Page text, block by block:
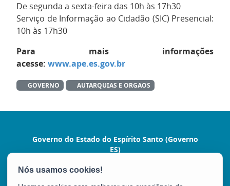
De segunda a sexta-feira das 10h às 17h30
Serviço de Informação ao Cidadão (SIC) Presencial:
10h às 17h30
Para mais informações
acesse: www.ape.es.gov.br
GOVERNO AUTARQUIAS E ORGAOS
Governo do Estado do Espírito Santo (Governo
ES)
Praça João Clímaco, 142 - Cidade Alta, Centro